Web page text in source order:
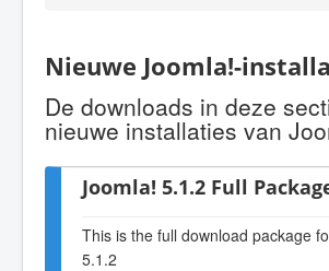
Nieuwe Joomla!-
De downloads in deze
nieuwe installaties van
Joomla! 5.1.2 Full
This is the full download package
5.1.2